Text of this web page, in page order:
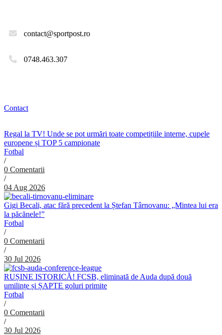
contact@sportpost.ro
0748.463.307
Contact
Regal la TV! Unde se pot urmări toate competițiile interne, cupele
europene și TOP 5 campionate
Fotbal
/
0 Comentarii
/
04 Aug 2026
Gigi Becali, atac fără precedent la Ștefan Târnovanu: „Mintea lui era
la păcănele!”
Fotbal
/
0 Comentarii
/
30 Jul 2026
RUȘINE ISTORICĂ! FCSB, eliminată de Auda după două
umilințe și ȘAPTE goluri primite
Fotbal
/
0 Comentarii
/
30 Jul 2026